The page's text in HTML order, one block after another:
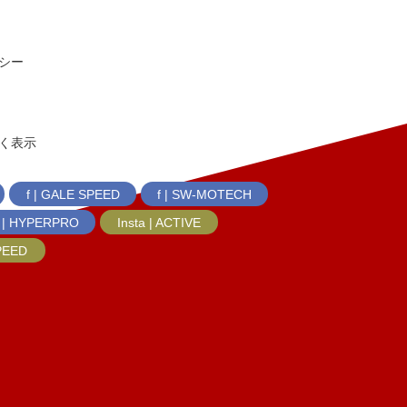
ー
表示
f | GALE SPEED
f | SW-MOTECH
HYPERPRO
Insta | ACTIVE